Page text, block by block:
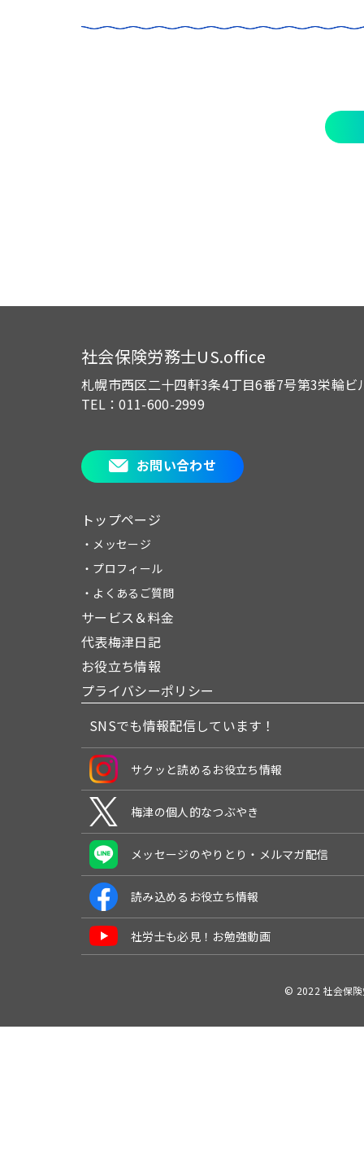
社会保険労務士US.office
札幌市西区二十四軒3条4丁目6番7号第3栄輪ビ
TEL：011-600-2999
お問い合わせ
トップページ
・メッセージ
・プロフィール
・よくあるご質問
サービス＆料金
代表梅津日記
お役立ち情報
プライバシーポリシー
SNSでも情報配信しています！
サクッと読めるお役立ち情報
梅津の個人的なつぶやき
メッセージのやりとり・メルマガ配信
読み込めるお役立ち情報
社労士も必見！お勉強動画
© 2022 社会保